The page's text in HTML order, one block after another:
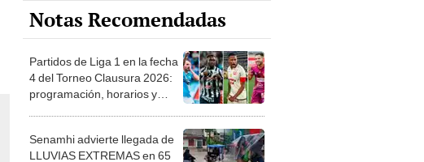
Notas Recomendadas
Partidos de Liga 1 en la fecha
4 del Torneo Clausura 2026:
programación, horarios y
Senamhi advierte llegada de
LLUVIAS EXTREMAS en 65